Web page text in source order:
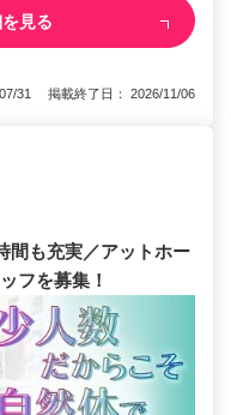
見る
31 掲載終了日： 2026/11/06
間も充実／アットホー
フを募集！